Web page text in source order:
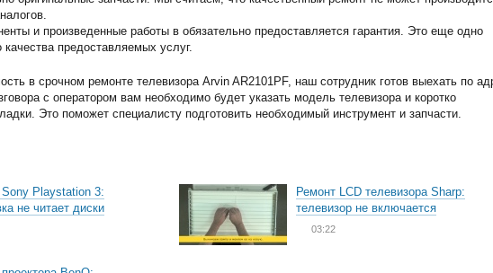
и произведенные работы в обязательно предоставляется гарантия. Это еще одно
предоставляемых услуг.
в срочном ремонте телевизора Arvin AR2101PF, наш сотрудник готов выехать по
с оператором вам необходимо будет указать модель телевизора и коротко
Это поможет специалисту подготовить необходимый инструмент и запчасти.
Sony Playstation 3:
не читает диски
Ремонт LCD телевизора Sharp:
телевизор не включается
03:22